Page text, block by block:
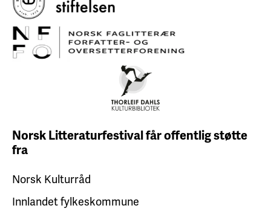
Norsk Litteraturfestival fåroffentlig støtte
fra
Norsk Kulturråd
Innlandet fylkeskommune